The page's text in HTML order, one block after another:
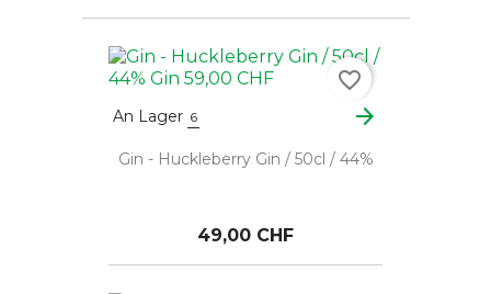
An Lager 6 arrow_forward
Gin - Huckleberry Gin / 50cl / 44%
49,00 CHF
favorite_border